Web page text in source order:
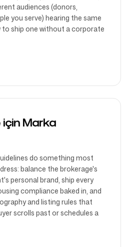
audiences (donors,
you serve) hearing the same
to ship one without a corporate
Marka
do something most
balance the brokerage's
personal brand, ship every
compliance baked in, and
and listing rules that
scrolls past or schedules a